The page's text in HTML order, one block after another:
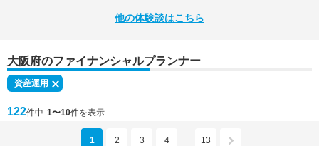
他の体験談はこちら
大阪府のファイナンシャルプランナー
資産運用
122件中 1〜10件を表示
1 2 3 4 ･･･ 13